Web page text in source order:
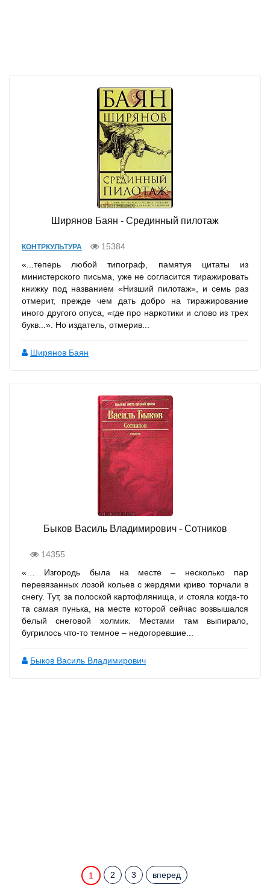
Ширянов Баян - Срединный пилотаж
КОНТРКУЛЬТУРА
15384
«...теперь любой типограф, памятуя цитаты из
министерского письма, уже не согласится тиражировать
книжку под названием «Низший пилотаж», и семь раз
отмерит, прежде чем дать добро на тиражирование
иного другого опуса, «где про наркотики и слово из трех
букв...». Но издатель, отмерив...
Ширянов Баян
Быков Василь Владимирович - Сотников
14355
«… Изгородь была на месте – несколько пар
перевязанных лозой кольев с жердями криво торчали в
снегу. Тут, за полоской картофлянища, и стояла когда-то
та самая пунька, на месте которой сейчас возвышался
белый снеговой холмик. Местами там выпирало,
бугрилось что-то темное – недогоревшие...
Быков Василь Владимирович
1 2 3 вперед